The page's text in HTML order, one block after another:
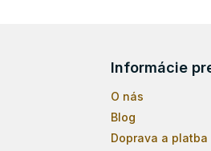
Informácie
O nás
Blog
Doprava a platba